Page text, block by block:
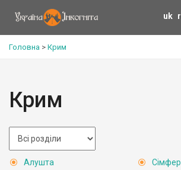
uk
Головна > Крим
Крим
Алушта